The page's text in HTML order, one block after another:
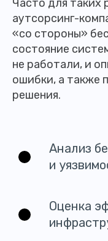
Часто для таких
аутсорсинг-
«со стороны»
состояние
не работали, и
ошибки, а также
решения.
Анализ
и
Оценка